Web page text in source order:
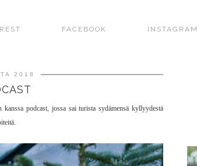
FACEBOOK INSTAGRAM
2018
podcast, jossa sai turista sydämensä kyllyydestä